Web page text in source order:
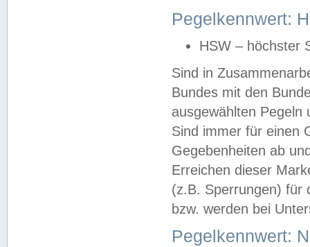
Pegelkennwert:
HSW – höchster
Sind in
Bundes mit den
ausgewählten
Sind immer für einen
Gegebenheiten ab
Erreichen dieser
(z.B. Sperrungen) für
bzw. werden bei
Pegelkennwert: